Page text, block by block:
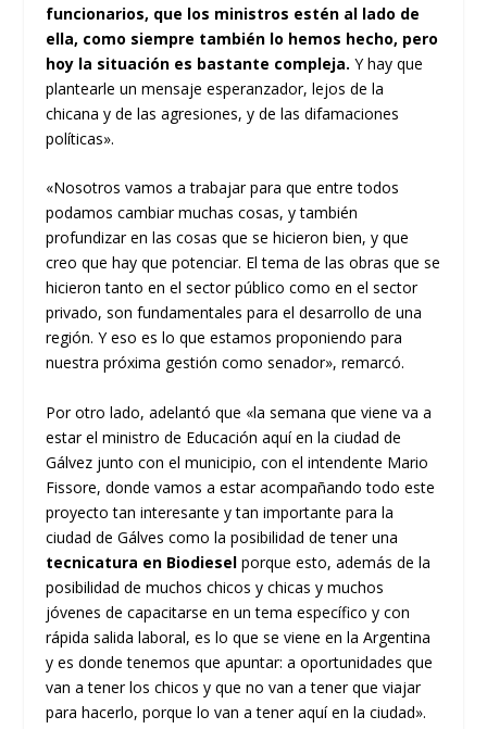
funcionarios, que los ministros estén al lado de
ella, como siempre también lo hemos hecho, pero
hoy la situación es bastante compleja. Y hay que
plantearle un mensaje esperanzador, lejos de la
chicana y de las agresiones, y de las difamaciones
políticas».
«Nosotros vamos a trabajar para que entre todos
podamos cambiar muchas cosas, y también
profundizar en las cosas que se hicieron bien, y que
creo que hay que potenciar. El tema de las obras que se
hicieron tanto en el sector público como en el sector
privado, son fundamentales para el desarrollo de una
región. Y eso es lo que estamos proponiendo para
nuestra próxima gestión como senador», remarcó.
Por otro lado, adelantó que «la semana que viene va a
estar el ministro de Educación aquí en la ciudad de
Gálvez junto con el municipio, con el intendente Mario
Fissore, donde vamos a estar acompañando todo este
proyecto tan interesante y tan importante para la
ciudad de Gálves como la posibilidad de tener una
tecnicatura en Biodiesel porque esto, además de la
posibilidad de muchos chicos y chicas y muchos
jóvenes de capacitarse en un tema específico y con
rápida salida laboral, es lo que se viene en la Argentina
y es donde tenemos que apuntar: a oportunidades que
van a tener los chicos y que no van a tener que viajar
para hacerlo, porque lo van a tener aquí en la ciudad».